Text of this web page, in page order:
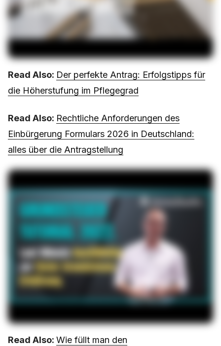
Read Also: Der perfekte Antrag: Erfolgstipps für
die Höherstufung im Pflegegrad
Read Also: Rechtliche Anforderungen des
Einbürgerung Formulars 2026 in Deutschland:
alles über die Antragstellung
Read Also: Wie füllt man den